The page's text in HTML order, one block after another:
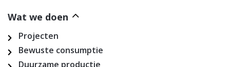
Wat we doen
Projecten
Bewuste consumptie
Duurzame productie